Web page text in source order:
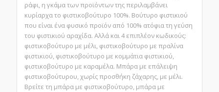
ράφι, η γκάμα των προϊόντων της περιλαμβάνει
κυρίαρχα το φιστικοβούτυρο 100%. Βούτυρο φιστικιού
που είναι ένα φυσικό προϊόν από 100% ατόφια τη γεύση
του φιστικιού αραχίδα. Αλλά και 4 επιπλέον κωδικούς:
φιστικοβούτυρο με μέλι, φιστικοβούτυρο με πραλίνα
φιστικιού, φιστικοβούτυρο με κομμάτια φιστικιού,
φιστικοβούτυρο με καραμέλα. Μπάρα με επάλειψη
φιστικοβούτυρου, χωρίς προσθήκη ζάχαρης, με μέλι.
Βρείτε τη μπάρα με φιστικοβούτυρο, μπάρα με